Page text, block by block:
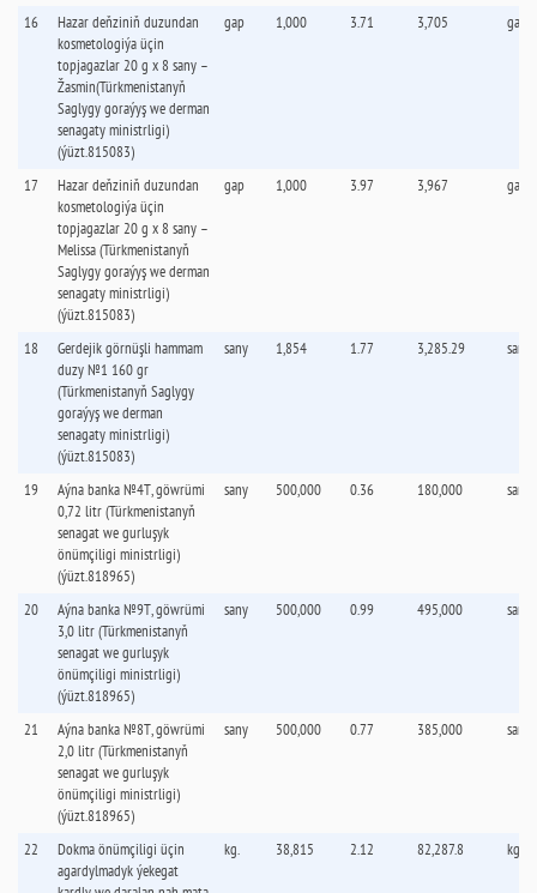
16
Hazar deňziniň duzundan
kosmetologiýa üçin
topjagazlar 20 g x 8 sany –
Žasmin(Türkmenistanyň
Saglygy goraýyş we derman
senagaty ministrligi)
(ýüzt.815083)
gap 1,000 3.71 3,705 gap
17
Hazar deňziniň duzundan
kosmetologiýa üçin
topjagazlar 20 g x 8 sany –
Melissa (Türkmenistanyň
Saglygy goraýyş we derman
senagaty ministrligi)
(ýüzt.815083)
gap 1,000 3.97 3,967 gap
18
Gerdejik görnüşli hammam
duzy №1 160 gr
(Türkmenistanyň Saglygy
goraýyş we derman
senagaty ministrligi)
(ýüzt.815083)
sany 1,854 1.77 3,285.29 sany
19
Aýna banka №4Т, göwrümi
0,72 litr (Türkmenistanyň
senagat we gurluşyk
önümçiligi ministrligi)
(ýüzt.818965)
sany 500,000 0.36 180,000 sany
20
Aýna banka №9Т, göwrümi
3,0 litr (Türkmenistanyň
senagat we gurluşyk
önümçiligi ministrligi)
(ýüzt.818965)
sany 500,000 0.99 495,000 sany
21
Aýna banka №8Т, göwrümi
2,0 litr (Türkmenistanyň
senagat we gurluşyk
önümçiligi ministrligi)
(ýüzt.818965)
sany 500,000 0.77 385,000 sany
22
Dokma önümçiligi üçin
agardylmadyk ýekegat
kg. 38,815 2.12 82,287.8 kg.